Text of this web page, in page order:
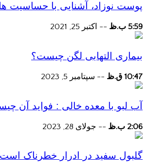
پوست نوزاد، آشنایی با حساسیت
5:59 ب.ظ -- اکتبر 25, 2021
بیماری التهابی لگن چیست؟
10:47 ق.ظ -- سپتامبر 5, 2023
آب لبو با معده خالی : فواید آن
2:06 ب.ظ -- جولای 28, 2023
گلبول سفید در ادرار خطرناک